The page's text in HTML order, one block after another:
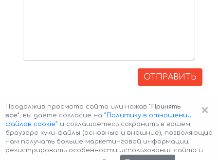
ОТПРАВИТЬ
×
Продолжив просмотр сайта или нажав "Принять
все", вы даёте согласие на ”Политику в отношении
файлов cookie” и соглашаетесь сохранить в вашем
браузере куки-файлы (основные и внешние), позволяющие
нам получать больше маркетинговой информации,
регистрировать особенности использования сайта и